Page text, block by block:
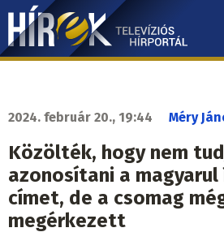
Ugrás
tartalomra
Hírek.sk
2024. február 20., 19:44 Méry
Közölték, hogy nem
azonosítani a
címet, de a csomag
megérkezett